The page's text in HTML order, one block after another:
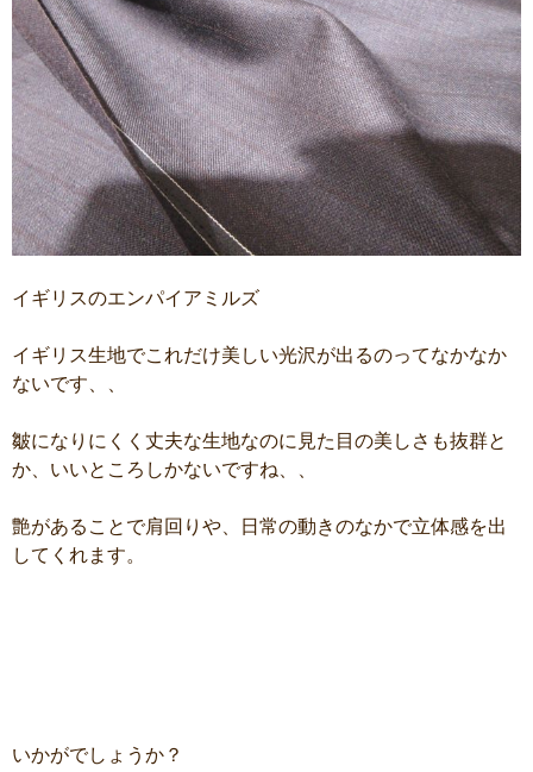
イギリスのエンパイアミルズ
イギリス生地でこれだけ美しい光沢が出るのってなかなか
ないです、、
皺になりにくく丈夫な生地なのに見た目の美しさも抜群と
か、いいところしかないですね、、
艶があることで肩回りや、日常の動きのなかで立体感を出
してくれます。
いかがでしょうか？